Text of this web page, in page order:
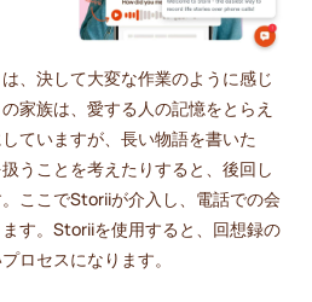
、決して大変な作業のように感じ
家族は、愛する人の記憶をとらえ
ていますが、長い物語を書いた
うことを考えたりすると、後回し
ここでStoriiが介入し、電話での会
す。Storiiを使用すると、回想録の
ロセスになります。